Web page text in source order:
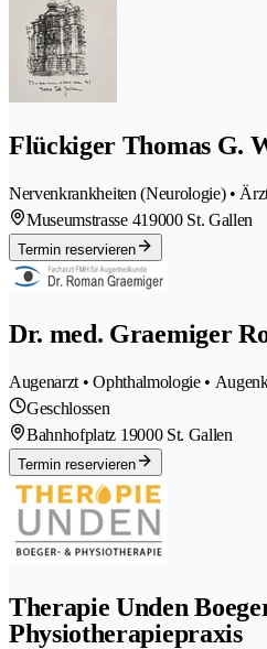
Flückiger Thomas G.
Nervenkrankheiten (Neurologie) •
Museumstrasse 419000 St. Gallen
Termin reservieren
Dr. med. Graemiger
Augenarzt • Ophthalmologie •
Geschlossen
Bahnhofplatz 19000 St. Gallen
Termin reservieren
Therapie Unden
Physiotherapiepraxis